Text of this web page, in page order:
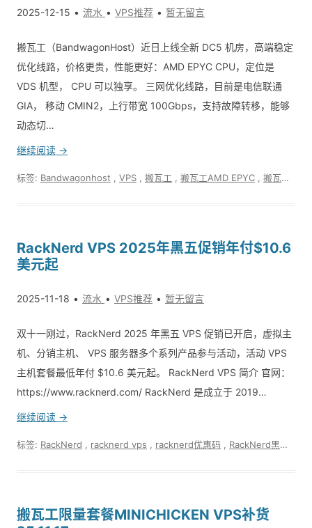
2025-12-15 流水 VPS推荐 暂无留言
搬瓦工（BandwagonHost）近日上线全新 DC5 机房，高端稳定
优化线路，价格更贵，性能更好：AMD EPYC CPU，定位是
VDS 机型， CPU 可以独享。 三网优化线路，目前是电信联通
GIA， 移动 CMIN2，上行带宽 100Gbps，支持故障转移，能够
动态切…
继续阅读 →
标签: Bandwagonhost VPS 搬瓦工 搬瓦工AMD EPYC 搬瓦工DC5机房
RackNerd VPS 2025年黑五促销年付$10.6
美元起
2025-11-18 流水 VPS推荐 暂无留言
双十一刚过，RackNerd 2025 年黑五 VPS 促销已开启，虚拟主
机、分销主机、 VPS 服务器多个系列产品参与活动，活动 VPS
主机套餐最低年付 $10.6 美元起。 RackNerd VPS 简介 官网：
https://www.racknerd.com/ RackNerd 是成立于 2019…
继续阅读 →
标签: RackNerd racknerd vps racknerd优惠码 RackNerd黑五促销
搬瓦工限量套餐MINICHICKEN VPS补货